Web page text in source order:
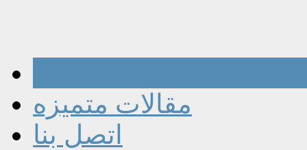
مقالات متميزه
اتصل بنا